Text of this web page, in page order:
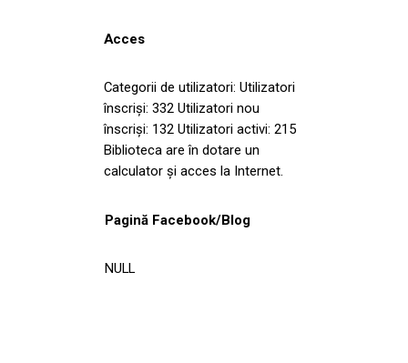
Acces
Categorii de utilizatori: Utilizatori
înscriși: 332 Utilizatori nou
înscriși: 132 Utilizatori activi: 215
Biblioteca are în dotare un
calculator și acces la Internet.
Pagină Facebook/Blog
NULL